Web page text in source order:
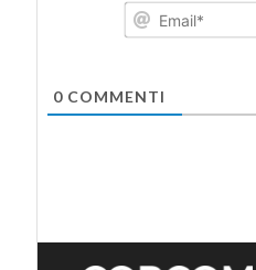
0COMMENTI